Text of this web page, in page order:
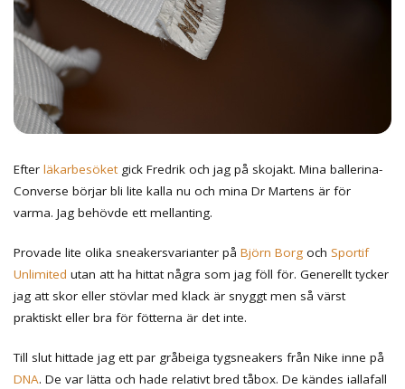
Efter läkarbesöketgick Fredrik och jag på skojakt. Mina ballerina-
Converse börjar bli lite kalla nu och mina Dr Martens är för
varma. Jag behövde ett mellanting.
Provade lite olika sneakersvarianter på Björn Borg och Sportif
Unlimited utan att ha hittat några som jag föll för. Generellt tycker
jag att skor eller stövlar med klack är snyggt men så värst
praktiskt eller bra för fötterna är det inte.
Till slut hittade jag ett par gråbeiga tygsneakers från Nike inne på
DNA. De var lätta och hade relativt bred tåbox. De kändes iallafall